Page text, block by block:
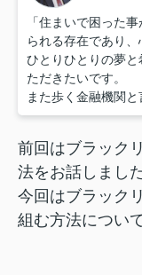
「住まいで困った
られる存在であり
ひとりひとりの夢
ただきたいです。
また歩く金融機関と
前回はブラック
法をお話しました
今回はブラック
組む方法につい